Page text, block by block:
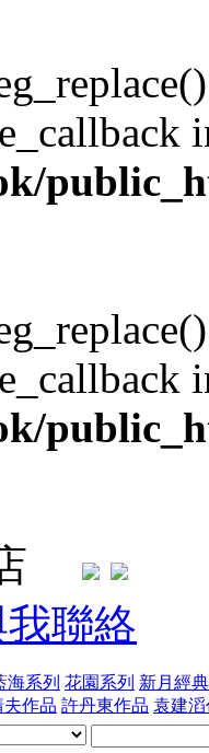
店
我聯絡
海系列 花園系列 新月經
夫作品 許丹東作品 袁建